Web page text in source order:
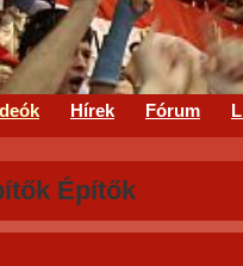
Hírek Fórum
Építők